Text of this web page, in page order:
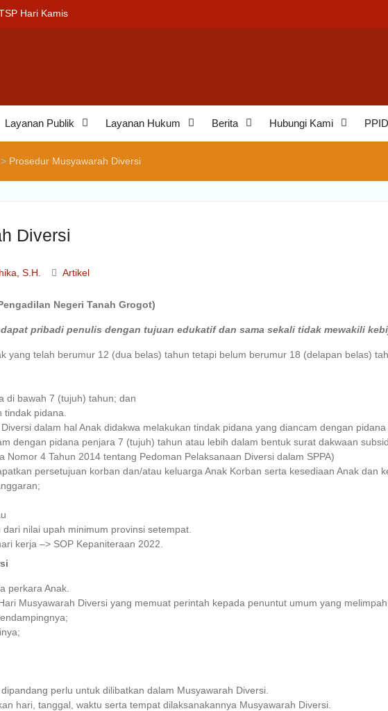
Hari Kamis
Layanan Publik Layanan Hukum Berita Hubungi Kami PPID
> Prosedur Musyawarah Diversi
Diversi
S.H. Artikel
Negeri Tanah Grogot)
pribadi penulis dengan tujuan edukatif dan sama sekali tidak mewakili
yang telah berumur 12 (dua belas) tahun tetapi belum berumur 18 (delapan belas)
di bawah 7 (tujuh) tahun; dan
pidana.
dalam hal Anak didakwa melakukan tindak pidana yang diancam dengan
dengan pidana penjara 7 (tujuh) tahun atau lebih dalam bentuk surat dakwaan
Nomor 4 Tahun 2014 tentang Pedoman Pelaksanaan Diversi dalam SPPA)
persetujuan korban dan/atau keluarga Anak Korban serta kesediaan Anak dan
nilai upah minimum provinsi setempat.
kerja –> SOP Kepaniteraan 2022.
perkara Anak.
Musyawarah Diversi yang memuat perintah kepada penuntut umum yang
perlu untuk dilibatkan dalam Musyawarah Diversi.
hari, tanggal, waktu serta tempat dilaksanakannya Musyawarah Diversi.